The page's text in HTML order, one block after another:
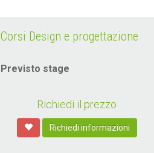
Corsi Design e progettazione
Previsto stage
Richiedi il prezzo
Richiedi informazioni